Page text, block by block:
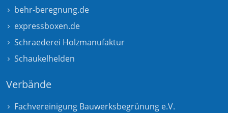
behr-beregnung.de
expressboxen.de
Schraederei Holzmanufaktur
Schaukelhelden
Verbände
Fachvereinigung Bauwerksbegrünung e.V.